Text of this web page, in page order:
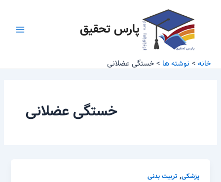
پارس تحقیق
خانه نوشته ها خستگی عضلانی
خستگی عضلانی
پزشکی, تربیت بدنی